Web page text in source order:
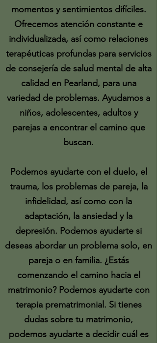
momentos y sentimientos difíciles.
Ofrecemos atención constante e
individualizada, así como relaciones
terapéuticas profundas para servicios
de consejería de salud mental de alta
calidad en Pearland, para una
variedad de problemas. Ayudamos a
niños, adolescentes, adultos y
parejas a encontrar el camino que
buscan.
Podemos ayudarte con el duelo, el
trauma, los problemas de pareja, la
infidelidad, así como con la
adaptación, la ansiedad y la
depresión. Podemos ayudarte si
deseas abordar un problema solo, en
pareja o en familia. ¿Estás
comenzando el camino hacia el
matrimonio? Podemos ayudarte con
terapia prematrimonial. Si tienes
dudas sobre tu matrimonio,
podemos ayudarte a decidir cuál es